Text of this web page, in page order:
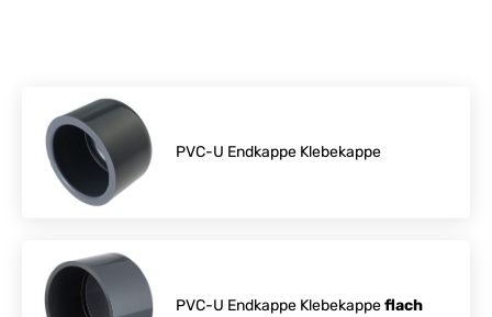
PVC-U Endkappe Klebekappe
PVC-U Endkappe Klebekappeflach